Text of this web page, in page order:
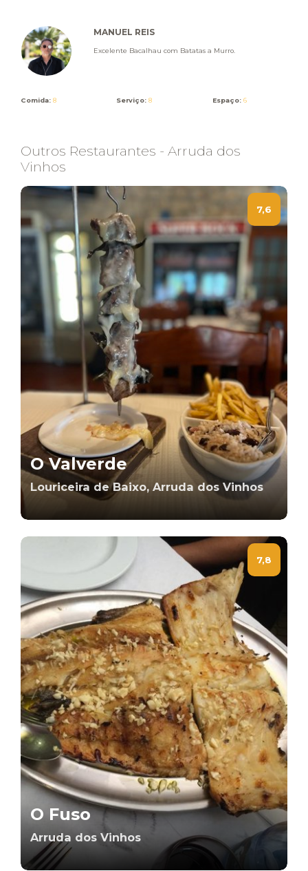
MANUEL REIS
Excelente Bacalhau com Batatas a Murro.
Comida: 8 Serviço: 8 Espaço: 6
Outros Restaurantes - Arruda dos
Vinhos
7,6
O Valverde
Louriceira de Baixo, Arruda dos Vinhos
7,8
O Fuso
Arruda dos Vinhos